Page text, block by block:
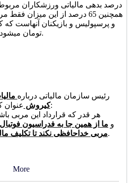
تومان میشود.
رئیس سازمان مالیاتی درباره
کیروشعنوان کرد:
هر قدر که قرارداد این مربی
و ما از همین جا به فدراسیون
مربی خداحافظی نکند تا تکلیف.
More